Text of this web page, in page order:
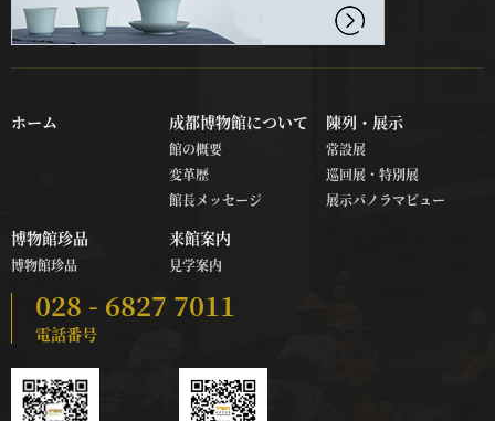
ホーム 成都博物館について
館の概要
変革歴
館長メッセージ
陳列・展示
常設展
巡回展・特別展
展示パノラマビュー
博物館珍品
博物館珍品
来館案内
見学案内
028 - 6827 7011
電話番号